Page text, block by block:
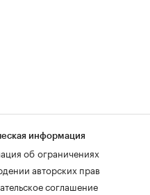
информация
об ограничениях
авторских прав
соглашение